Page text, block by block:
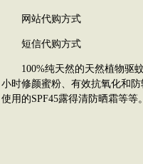
网站代购方式
短信代购方式
100%纯天然的天然植物驱蚊
小时修颜蜜粉、有效抗氧化和防
使用的SPF45露得清防晒霜等等。